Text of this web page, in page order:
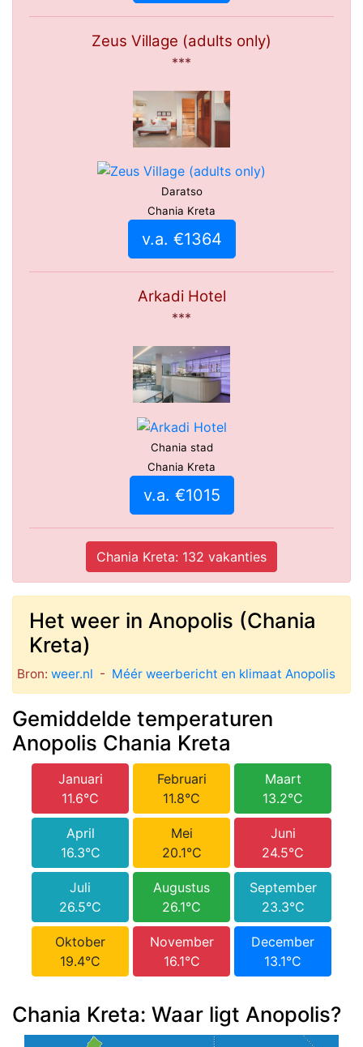
Zeus Village (adults only)
***
Daratso
Chania Kreta
v.a. €1364
Arkadi Hotel
***
Chania stad
Chania Kreta
v.a. €1015
Chania Kreta: 132 vakanties
Het weer in Anopolis (Chania
Kreta)
Bron: weer.nl - Méér weerbericht en klimaat Anopolis
Gemiddelde temperaturen
Anopolis Chania Kreta
Januari
11.6°C
Februari
11.8°C
Maart
13.2°C
April
16.3°C
Mei
20.1°C
Juni
24.5°C
Juli
26.5°C
Augustus
26.1°C
September
23.3°C
Oktober
19.4°C
November
16.1°C
December
13.1°C
Chania Kreta: Waar ligt Anopolis?